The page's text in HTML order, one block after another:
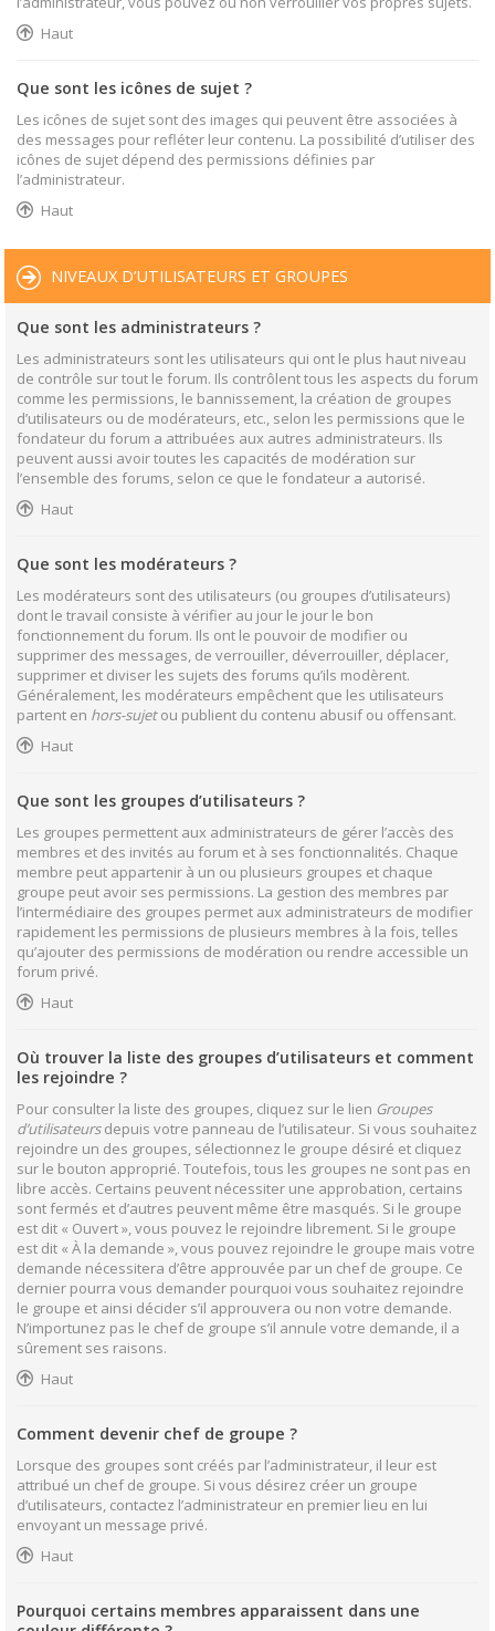
Haut
Que sont les icônes de sujet ?
Les icônes de sujet sont des images qui peuvent être associées à
des messages pour refléter leur contenu. La possibilité d’utiliser des
icônes de sujet dépend des permissions définies par
l’administrateur.
Haut
NIVEAUX D’UTILISATEURS ET GROUPES
Que sont les administrateurs ?
Les administrateurs sont les utilisateurs qui ont le plus haut niveau
de contrôle sur tout le forum. Ils contrôlent tous les aspects du forum
comme les permissions, le bannissement, la création de groupes
d’utilisateurs ou de modérateurs, etc., selon les permissions que le
fondateur du forum a attribuées aux autres administrateurs. Ils
peuvent aussi avoir toutes les capacités de modération sur
l’ensemble des forums, selon ce que le fondateur a autorisé.
Haut
Que sont les modérateurs ?
Les modérateurs sont des utilisateurs (ou groupes d’utilisateurs)
dont le travail consiste à vérifier au jour le jour le bon
fonctionnement du forum. Ils ont le pouvoir de modifier ou
supprimer des messages, de verrouiller, déverrouiller, déplacer,
supprimer et diviser les sujets des forums qu’ils modèrent.
Généralement, les modérateurs empêchent que les utilisateurs
partent en hors-sujetou publient du contenu abusif ou offensant.
Haut
Que sont les groupes d’utilisateurs ?
Les groupes permettent aux administrateurs de gérer l’accès des
membres et des invités au forum et à ses fonctionnalités. Chaque
membre peut appartenir à un ou plusieurs groupes et chaque
groupe peut avoir ses permissions. La gestion des membres par
l’intermédiaire des groupes permet aux administrateurs de modifier
rapidement les permissions de plusieurs membres à la fois, telles
qu’ajouter des permissions de modération ou rendre accessible un
forum privé.
Haut
Où trouver la liste des groupes d’utilisateurs et comment
les rejoindre ?
Pour consulter la liste des groupes, cliquez sur le lien Groupes
d’utilisateursdepuis votre panneau de l’utilisateur. Si vous souhaitez
rejoindre un des groupes, sélectionnez le groupe désiré et cliquez
sur le bouton approprié. Toutefois, tous les groupes ne sont pas en
libre accès. Certains peuvent nécessiter une approbation, certains
sont fermés et d’autres peuvent même être masqués. Si le groupe
est dit « Ouvert », vous pouvez le rejoindre librement. Si le groupe
est dit « À la demande », vous pouvez rejoindre le groupe mais votre
demande nécessitera d’être approuvée par un chef de groupe. Ce
dernier pourra vous demander pourquoi vous souhaitez rejoindre
le groupe et ainsi décider s’il approuvera ou non votre demande.
N’importunez pas le chef de groupe s’il annule votre demande, il a
sûrement ses raisons.
Haut
Comment devenir chef de groupe ?
Lorsque des groupes sont créés par l’administrateur, il leur est
attribué un chef de groupe. Si vous désirez créer un groupe
d’utilisateurs, contactez l’administrateur en premier lieu en lui
envoyant un message privé.
Haut
Pourquoi certains membres apparaissent dans une